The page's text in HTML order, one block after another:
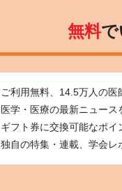
無料で
ご利用無料、14.5万人の医
医学・医療の最新ニュース
ギフト券に交換可能なポイ
独自の特集・連載、学会レ